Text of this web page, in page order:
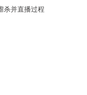
杀并直播过程